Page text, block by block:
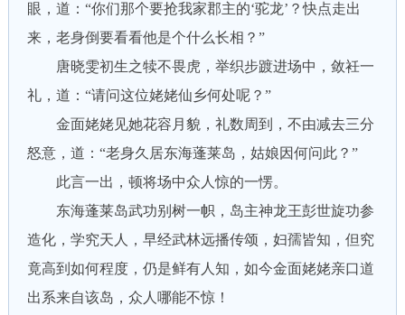
眼，道：“你们那个要抢我家郡主的‘驼龙’？快点走出
来，老身倒要看看他是个什么长相？”
唐晓雯初生之犊不畏虎，举织步踱进场中，敛衽一
礼，道：“请问这位姥姥仙乡何处呢？”
金面姥姥见她花容月貌，礼数周到，不由减去三分
怒意，道：“老身久居东海蓬莱岛，姑娘因何问此？”
此言一出，顿将场中众人惊的一愣。
东海蓬莱岛武功别树一帜，岛主神龙王彭世旋功参
造化，学究天人，早经武林远播传颂，妇孺皆知，但究
竟高到如何程度，仍是鲜有人知，如今金面姥姥亲口道
出系来自该岛，众人哪能不惊！